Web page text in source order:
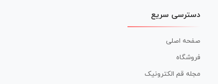
دسترسی سریع
صفحه اصلی
فروشگاه
مجله قم الکترونیک